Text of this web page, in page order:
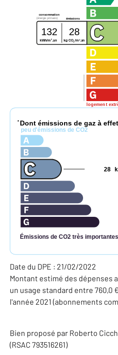
logement
consommation
émissions
(énergie primaire)
132 28
kWh/m 2 .an kg CO2/m2.an
* Dont émissions de gaz à
peu d'émissions de CO2
Émissions de CO2 très importantes
28
Date du DPE : 21/02/2022
Montant estimé des dépenses
un usage standard entre 760,0
l'année 2021 (abonnements
Bien proposé par Roberto
(RSAC 793516261)